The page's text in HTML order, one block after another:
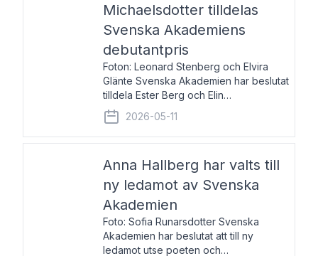
Michaelsdotter tilldelas
Svenska Akademiens
debutantpris
Foton: Leonard Stenberg och Elvira
Glänte Svenska Akademien har beslutat
tilldela Ester Berg och Elin
Michaelsdotter Svenska Akademiens
debutantpris för år 2026. Priset är
nyinstiftat och syftar till att lyfta fram
2026-05-11
Anna Hallberg har valts till
ny ledamot av Svenska
Akademien
Foto: Sofia Runarsdotter Svenska
Akademien har beslutat att till ny
ledamot utse poeten och